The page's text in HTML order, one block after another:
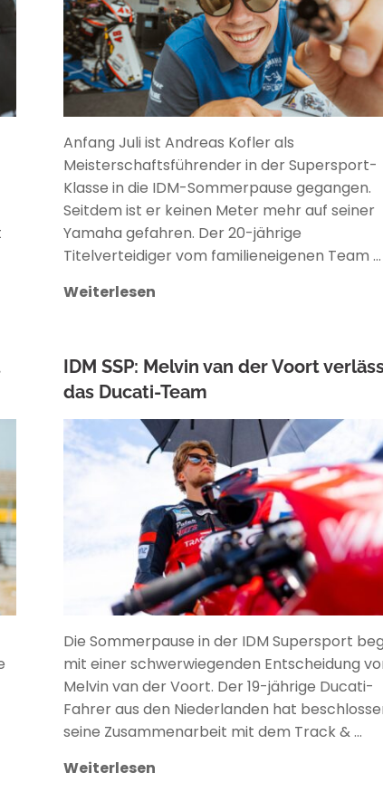
Anfang Juli ist Andreas Kofler als
Meisterschaftsführender in der Supersport-
Klasse in die IDM-Sommerpause gegangen.
Seitdem ist er keinen Meter mehr auf seiner
Yamaha gefahren. Der 20-jährige
Titelverteidiger vom familieneigenen Team …
Weiterlesen
IDM SSP: Melvin van der Voort
das Ducati-Team
WIECZOREK
Die Sommerpause in der IDM Supersport
mit einer schwerwiegenden Entscheidung
Melvin van der Voort. Der 19-jährige Ducati-
Fahrer aus den Niederlanden hat
seine Zusammenarbeit mit dem Track & …
Weiterlesen